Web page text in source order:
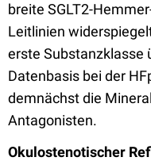
breite SGLT2-
Leitlinien
erste Substanzklasse
Datenbasis bei der
demnächst die
Antagonisten.
Okulostenotischer